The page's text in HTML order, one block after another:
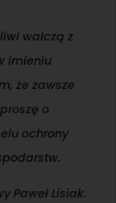
walczą z
imieniu
że zawsze
o
ochrony
.
Paweł Lisiak.